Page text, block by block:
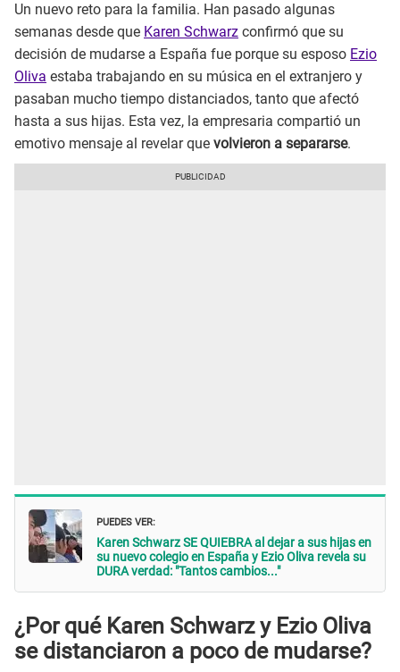
Un nuevo reto para la familia. Han pasado algunas
semanas desde que Karen Schwarz confirmó que su
decisión de mudarse a España fue porque su esposo Ezio
Oliva estaba trabajando en su música en el extranjero y
pasaban mucho tiempo distanciados, tanto que afectó
hasta a sus hijas. Esta vez, la empresaria compartió un
emotivo mensaje al revelar que volvieron a separarse.
PUEDES VER:
Karen Schwarz SE QUIEBRA al dejar a sus hijas en
su nuevo colegio en España y Ezio Oliva revela su
DURA verdad: "Tantos cambios..."
¿Por qué Karen Schwarz y Ezio Oliva
se distanciaron a poco de mudarse?